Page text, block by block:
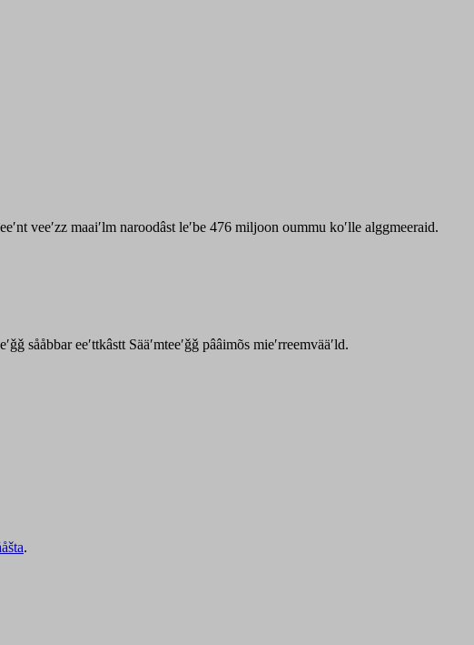
veeʹzz maaiʹlm naroodâst leʹbe 476 miljoon oummu koʹlle alggmeeraid.
sååbbar eeʹttkâstt Sääʹmteeʹǧǧ pââimõs mieʹrreemvääʹld.
.